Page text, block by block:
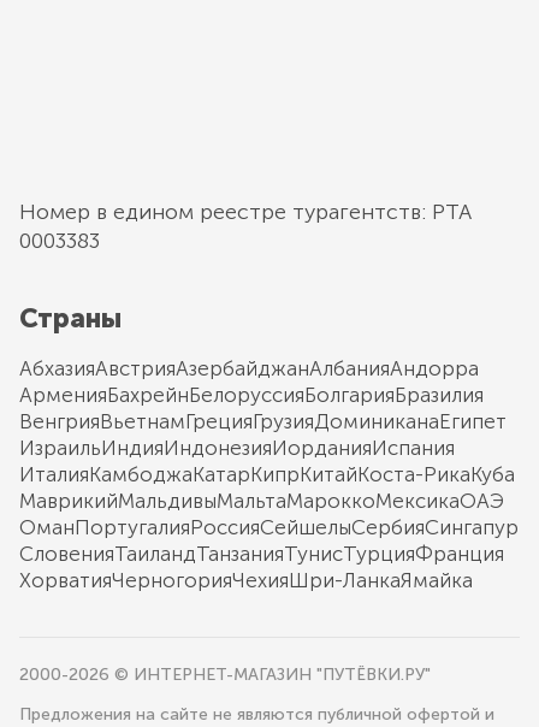
Номер в едином реестре турагентств: РТА
0003383
Страны
АбхазияАвстрияАзербайджанАлбанияАндорра
АрменияБахрейнБелоруссияБолгарияБразилия
ВенгрияВьетнамГрецияГрузияДоминиканаЕгипет
ИзраильИндияИндонезияИорданияИспания
ИталияКамбоджаКатарКипрКитайКоста-РикаКуба
МаврикийМальдивыМальтаМароккоМексикаОАЭ
ОманПортугалияРоссияСейшелыСербияСингапур
СловенияТаиландТанзанияТунисТурцияФранция
ХорватияЧерногорияЧехияШри-ЛанкаЯмайка
2000-2026 © ИНТЕРНЕТ-МАГАЗИН "ПУТЁВКИ.РУ"
Предложения на сайте не являются публичной офертой и